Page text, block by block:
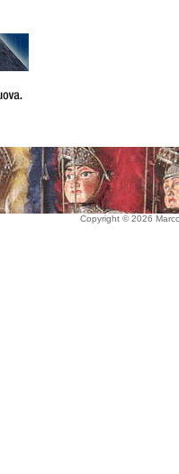
Copyright © 2026